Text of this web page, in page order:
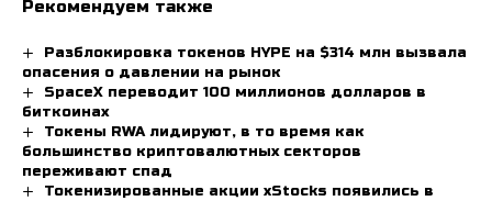
Рекомендуем также
Разблокировка токенов HYPE на $314 млн вызвала
опасения о давлении на рынок
SpaceX переводит 100 миллионов долларов в
биткоинах
Токены RWA лидируют, в то время как
большинство криптовалютных секторов
переживают спад
Токенизированные акции xStocks появились в